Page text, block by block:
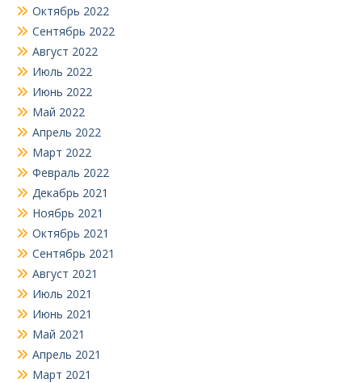
Октябрь 2022
Сентябрь 2022
Август 2022
Июль 2022
Июнь 2022
Май 2022
Апрель 2022
Март 2022
Февраль 2022
Декабрь 2021
Ноябрь 2021
Октябрь 2021
Сентябрь 2021
Август 2021
Июль 2021
Июнь 2021
Май 2021
Апрель 2021
Март 2021